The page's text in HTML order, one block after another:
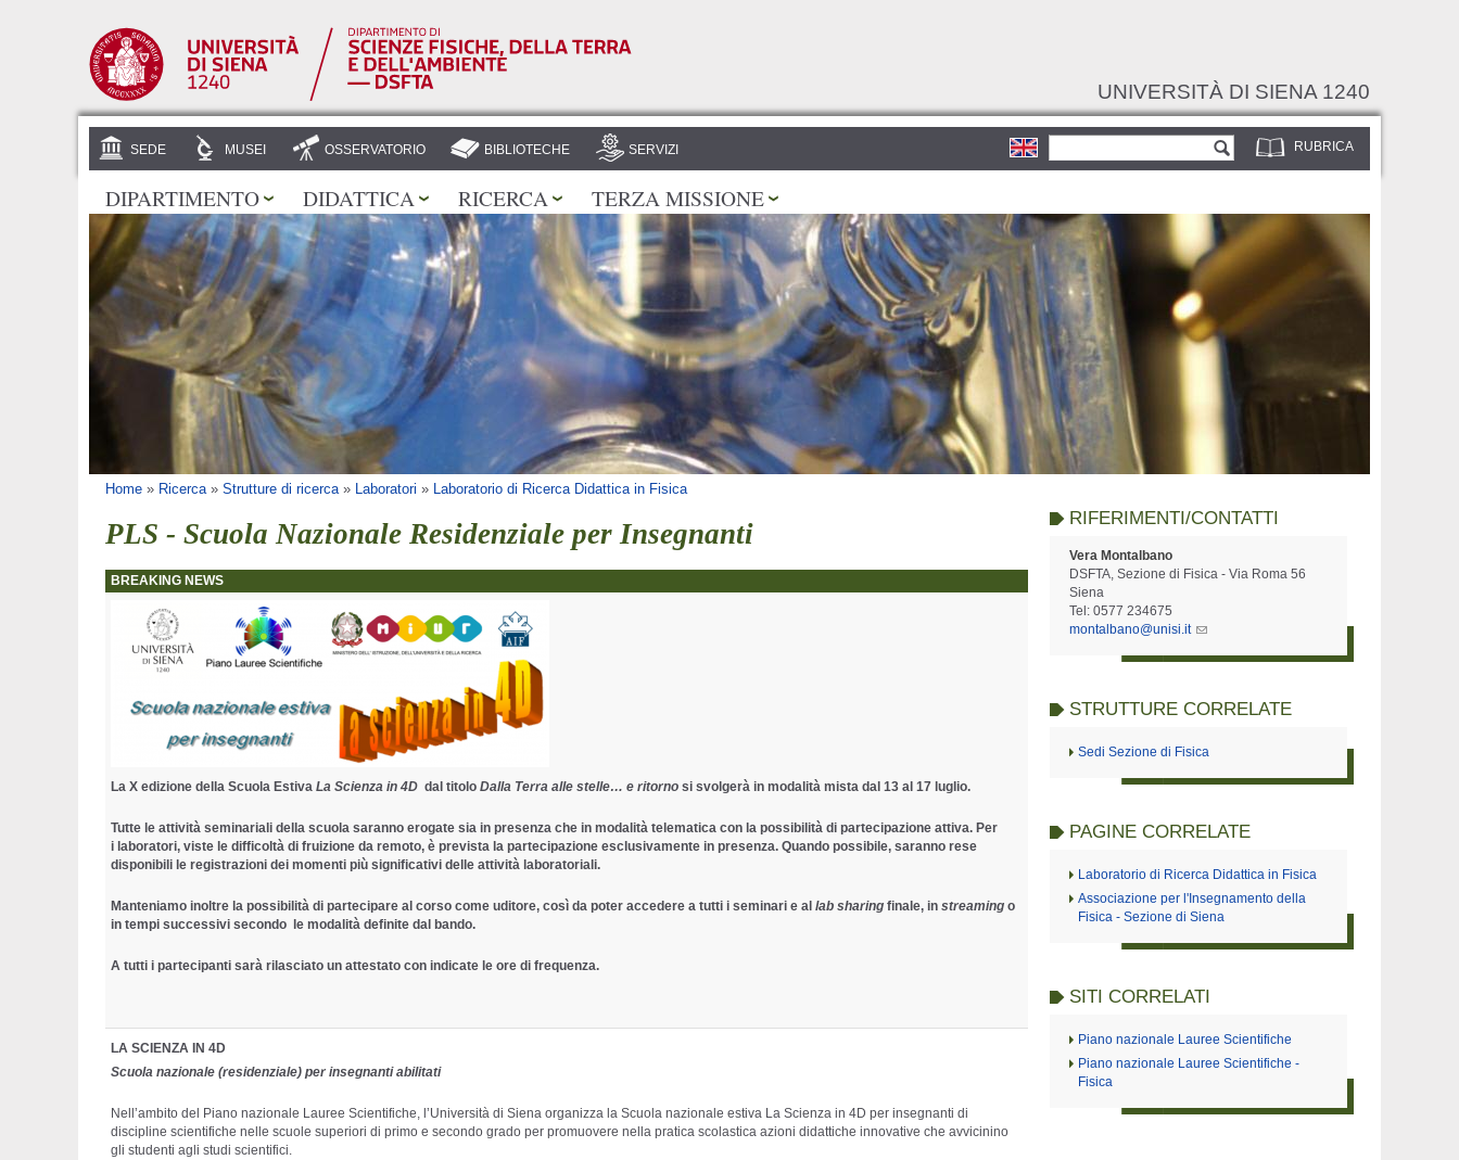
UNIVERSITÀ DI SIENA 1240
RUBRICA
Form di ricerca
SEDE MUSEI OSSERVATORIO BIBLIOTECHE SERVIZI
DIPARTIMENTO DIDATTICA RICERCA TERZA MISSIONE
Tu sei qui
Home » Ricerca» Strutture di ricerca» Laboratori » Laboratorio di Ricerca Didattica in Fisica
PLS - Scuola Nazionale Residenziale per Insegnanti
BREAKING NEWS
La X edizione della Scuola Estiva La Scienza in 4D dal titolo Dalla Terra alle stelle… e ritorno si svolgerà in modalità mista dal 13 al 17 luglio.
Tutte le attività seminariali della scuola saranno erogate sia in presenza che in modalità telematica con la possibilità di partecipazione attiva. Per
i laboratori, viste le difficoltà di fruizione da remoto, è prevista la partecipazione esclusivamente in presenza. Quando possibile, saranno rese
disponibili le registrazioni dei momenti più significativi delle attività laboratoriali.
Manteniamo inoltre la possibilità di partecipare al corso come uditore, così da poter accedere a tutti i seminari e al lab sharing finale, in streaming o
in tempi successivi secondo le modalità definite dal bando.
A tutti i partecipanti sarà rilasciato un attestato con indicate le ore di frequenza.
LA SCIENZA IN 4D
Scuola nazionale (residenziale) per insegnanti abilitati
Nell’ambito del Piano nazionale Lauree Scientifiche, l’Università di Siena organizza la Scuola nazionale estiva La Scienza in 4D per insegnanti di
discipline scientifiche nelle scuole superiori di primo e secondo grado per promuovere nella pratica scolastica azioni didattiche innovative che avvicinino
gli studenti agli studi scientifici.
RIFERIMENTI/CONTATTI
Vera Montalbano
DSFTA, Sezione di Fisica - Via Roma 56
Siena
Tel: 0577 234675
montalbano@unisi.it
STRUTTURE CORRELATE
Sedi Sezione di Fisica
PAGINE CORRELATE
Laboratorio di Ricerca Didattica in Fisica
Associazione per l'Insegnamento della
Fisica - Sezione di Siena
SITI CORRELATI
Piano nazionale Lauree Scientifiche
Piano nazionale Lauree Scientifiche -
Fisica